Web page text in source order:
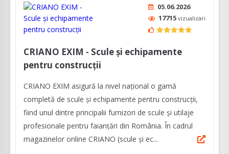
05.06.2026
17715 vizualizari
CRIANO EXIM - Scule și echipamente
pentru construcții
CRIANO EXIM asigură la nivel național o gamă
completă de scule și echipamente pentru construcții,
fiind unul dintre principalii furnizori de scule și utilaje
profesionale pentru faianțări din România. În cadrul
magazinelor online CRIANO (scule și ec...